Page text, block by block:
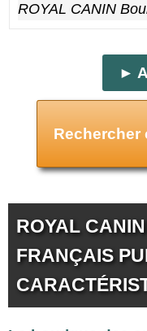
ROYAL CANIN
►
Rechercher
ROYAL
FRANÇAIS